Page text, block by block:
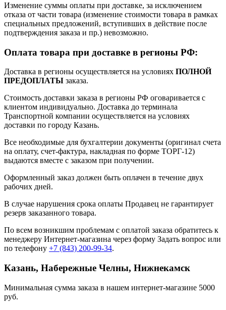
Изменение суммы оплаты при доставке, за исключением
отказа от части товара (изменение стоимости товара в рамках
специальных предложений, вступивших в действие после
подтверждения заказа и пр.) невозможно.
Оплата товара при доставке в регионы РФ:
Доставка в регионы осуществляется на условиях ПОЛНОЙ
ПРЕДОПЛАТЫ заказа.
Стоимость доставки заказа в регионы РФ оговаривается с
клиентом индивидуально. Доставка до терминала
Транспортной компании осуществляется на условиях
доставки по городу Казань.
Все необходимые для бухгалтерии документы (оригинал счета
на оплату, счет-фактура, накладная по форме ТОРГ-12)
выдаются вместе с заказом при получении.
Оформленный заказ должен быть оплачен в течение двух
рабочих дней.
В случае нарушения срока оплаты Продавец не гарантирует
резерв заказанного товара.
По всем возникшим проблемам с оплатой заказа обратитесь к
менеджеру Интернет-магазина через форму Задать вопрос или
по телефону +7 (843) 200-99-34.
Казань, Набережные Челны, Нижнекамск
Минимальная сумма заказа в нашем интернет-магазине 5000
руб.